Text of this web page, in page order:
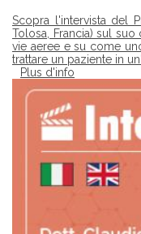
Scopra l'intervista del
Tolosa, Francia) sul
vie aeree e su come
trattare un paziente in
Plus d'info